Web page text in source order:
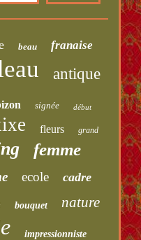
beau franaise
antique
signée début
fleurs grand
femme
ecole cadre
bouquet nature
impressionniste